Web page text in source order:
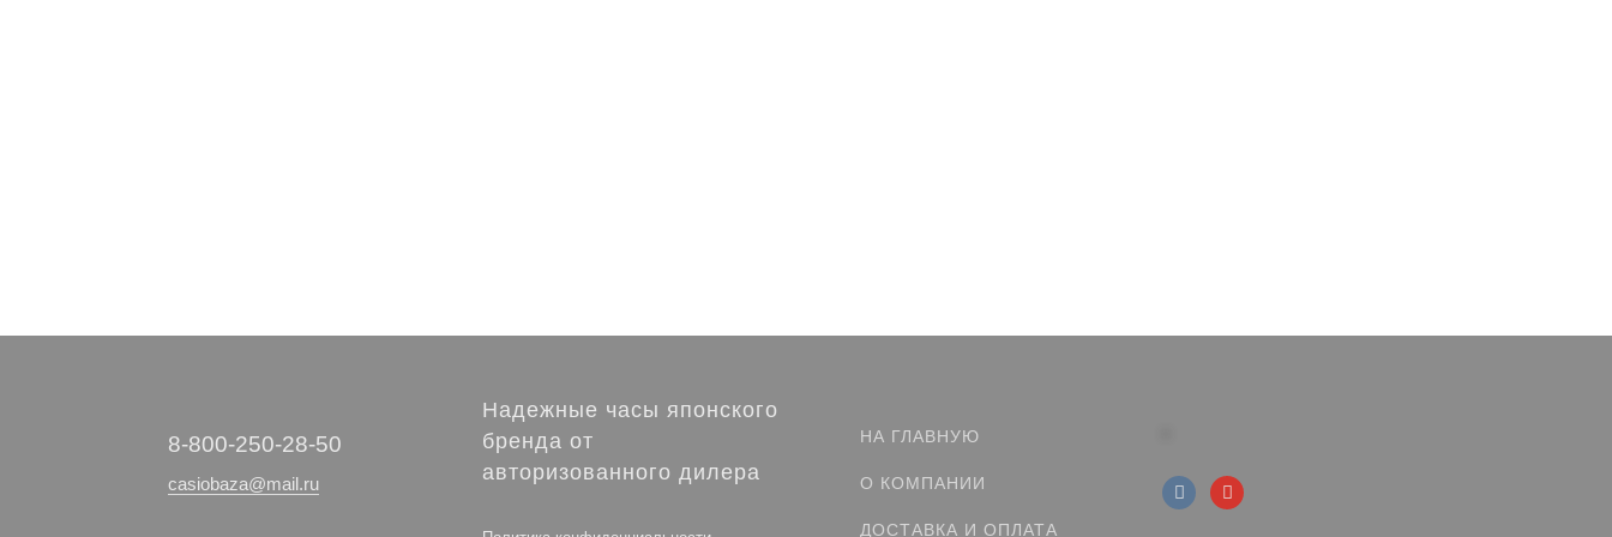
‭8-800-250-28-50
casiobaza@mail.ru
Надежные часы японского
бренда от
авторизованного дилера
НА ГЛАВНУЮ
О КОМПАНИИ
ДОСТАВКА И ОПЛАТА